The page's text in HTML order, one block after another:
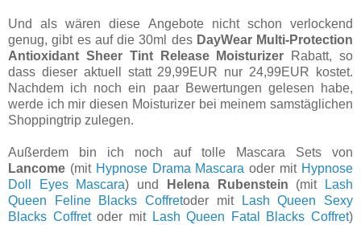
Und als wären diese Angebote nicht schon verlockend
genug, gibt es auf die 30ml des DayWear Multi-Protection
Antioxidant Sheer Tint Release Moisturizer Rabatt, so
dass dieser aktuell statt 29,99EUR nur 24,99EUR kostet.
Nachdem ich noch ein paar Bewertungen gelesen habe,
werde ich mir diesen Moisturizer bei meinem samstäglichen
Shoppingtrip zulegen.
Außerdem bin ich noch auf tolle Mascara Sets von
Lancome (mit Hypnose Drama Mascara oder mit Hypnose
Doll Eyes Mascara) und Helena Rubenstein (mit
Lash
Queen Feline Blacks Coffretoder mit
Lash Queen Sexy
Blacks Coffretoder mit Lash Queen Fatal Blacks Coffret)